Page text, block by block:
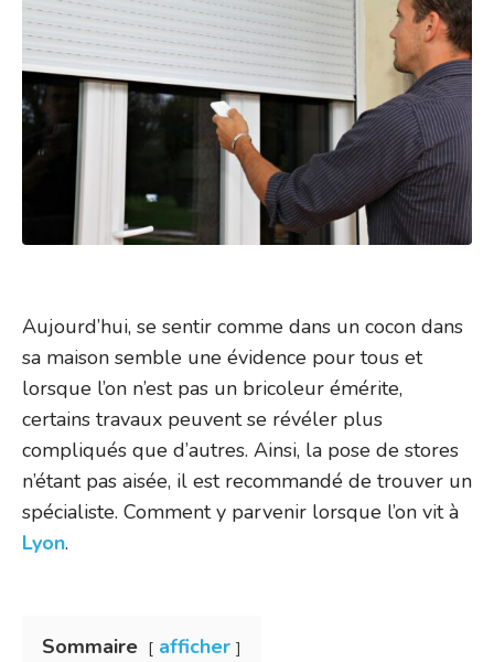
Aujourd’hui, se sentir comme dans un cocon dans
sa maison semble une évidence pour tous et
lorsque l’on n’est pas un bricoleur émérite,
certains travaux peuvent se révéler plus
compliqués que d’autres. Ainsi, la pose de stores
n’étant pas aisée, il est recommandé de trouver un
spécialiste. Comment y parvenir lorsque l’on vit à
Lyon.
Sommaire afficher